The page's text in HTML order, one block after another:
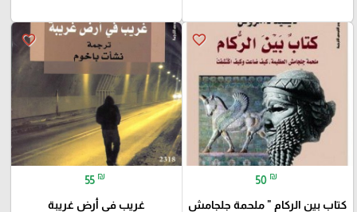
favorite_border
50 ₪
كتاب بين الركام " ملحمة جلجامش
favorite_border
55 ₪
غريب في أرض غريبة